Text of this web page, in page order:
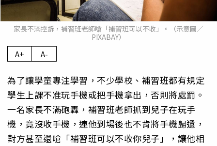
家長不滿控訴，補習班老師嗆「補習班可以不收」。（示意圖／
PIXABAY）
A+ A-
為了讓學童專注學習，不少學校、補習班都有規定
學生上課不准玩手機或把手機拿出，否則將處罰。
一名家長不滿砲轟，補習班老師抓到兒子在玩手
機，竟沒收手機，連他到場後也不肯將手機歸還，
對方甚至還嗆「補習班可以不收你兒子」，讓他相